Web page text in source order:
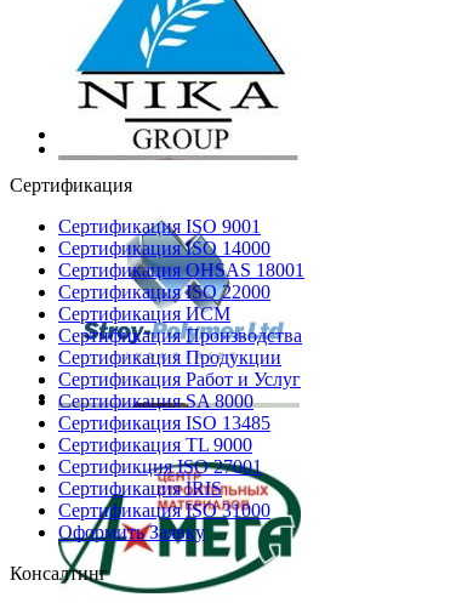
Сертификация
Сертификация ISO 9001
Сертификация ISO 14000
Сертификация OHSAS 18001
Сертификация ISO 22000
Сертификация ИСМ
Сертификация Производства
Сертификация Продукции
Сертификация Работ и Услуг
Сертификация SA 8000
Сертификация ISO 13485
Сертификация TL 9000
Сертификция ISO 27001
Сертификация IRIS
Сертификация ISO 31000
Оформить Заявку
Консалтинг